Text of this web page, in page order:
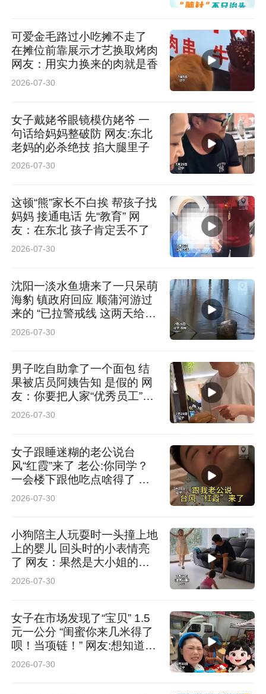
可爱金毛路过小吃摊不走了
在摊位前靠展示才艺换取烤肉
网友：用实力换来的肉就是香
2026-07-30
女子戴姥爷眼镜模仿姥爷 一
句话给妈妈整破防 网友:东北
老妈的必杀绝技 掐大腿里子
2026-07-30
这顿“熊”家长不白挨 帮孩子找
妈妈 接通电话 先“教育” 网
友：在东北 孩子肯定丢不了
2026-07-30
沈阳一淡水鱼塘来了一只呆萌
海豹 镇政府回应 顺蒲河游过
来的 “已拉警戒线 这两天给它
救出来”
2026-07-30
男子吃自助拿了一个面包 结
果被店员阿姨告知 是假的 网
友：你要把人家“优秀员工”拿
走啊
2026-07-30
女子跟睡迷糊的老公说台
风“红霞”来了 老公:你同学？
一会楼下跟他吃点啥得了 网
友：这名儿起的也太东北了
2026-07-30
小狗陪主人玩耍时一头撞上地
上的婴儿 回头时的小表情亮
了 网友：果然是大小姐的狗
腿子
2026-07-30
女子在市场发现了“宝贝” 1.5
元一公分 “闺蜜你来几米得了
呗！当项链！” 网友:想知道泡
澡的时候会不会漂起来 这对
2026-07-30